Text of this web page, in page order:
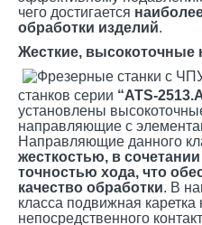
чего достигается
обработки изделий.
Жесткие,
станков серии “ATS-2513
установлены
направляющие с
Направляющие данного
жесткостью, в
точностью хода, что
качество обработки. В
класса подвижная каретка
непосредственного